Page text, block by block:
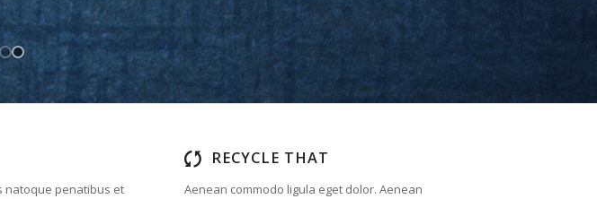
natoque penatibus et
RECYCLE THAT
Aenean commodo ligula eget dolor. Aenean